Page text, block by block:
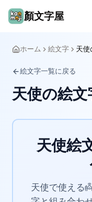
顏文字屋
ホーム 絵文字 天使
絵文字一覧に戻る
天使の絵文
天使絵
天使で使える